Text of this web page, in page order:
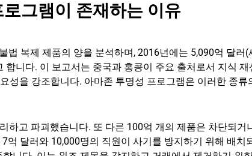
그램이 존재하는 이유
법 복제 제품의 양을 분석하며, 2016년에는 5,090억 달러(
합니다. 이 보고서는 중국과 홍콩이 주요 출처로서 지식 재
성을 강조합니다. 아마존 투명성 프로그램은 이러한 종류
하고 파괴했습니다. 또 다른 100억 개의 제품은 차단되거
억 달러와 10,000명의 직원이 사기를 방지하기 위해 배치